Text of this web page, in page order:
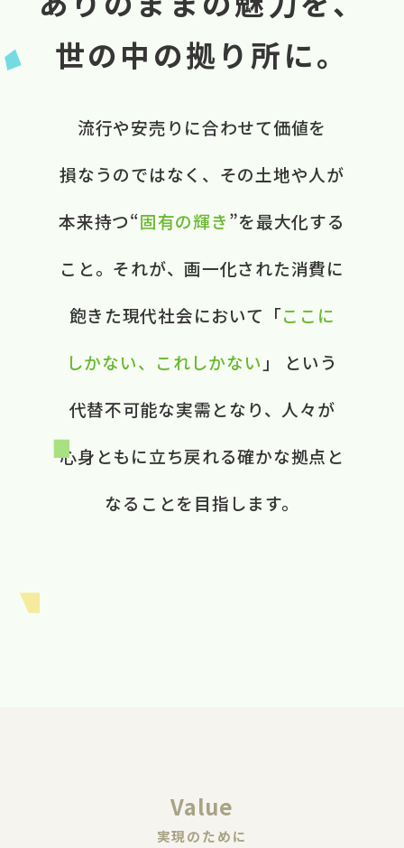
世の中の拠り所に。
流行や​安売りに​合わせて​価値を​
損なうのではなく、​ ​その​土地や​人が​
本来​持つ“固有の​輝き”を​最大化する​
こと。​ それが、​画一化された​消費に​
飽きた​現代社会に​おいて​ ​「ここに​
しかない、​これしかない 」 と​いう​
代替不可能な​実需と​なり、​ 人々が​
心身ともに​立ち戻れる​ 確かな​拠点と​
なる​ことを​目指します。​
Value
実現のために